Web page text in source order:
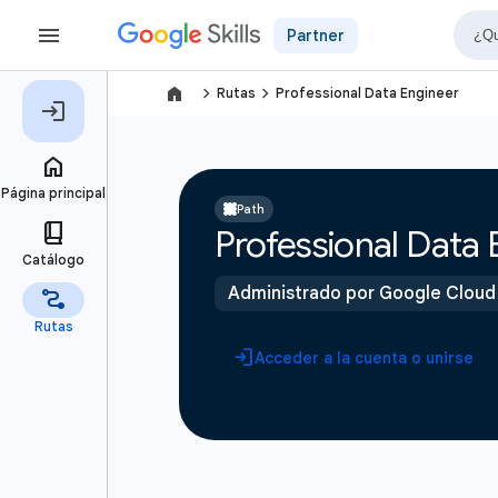
Partner
navigate_next Rutas navigate_next Professional Data Engineer
Path
Professional Data
Administrado por Google
Acceder a la cuenta o unirse